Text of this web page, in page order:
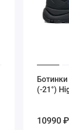
(-21°)
10990 ₽